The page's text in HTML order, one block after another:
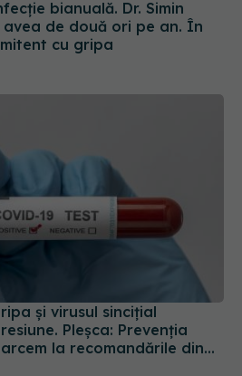
avea de două ori pe an. În
cu gripa
Pleșca: Prevenția
la recomandările din